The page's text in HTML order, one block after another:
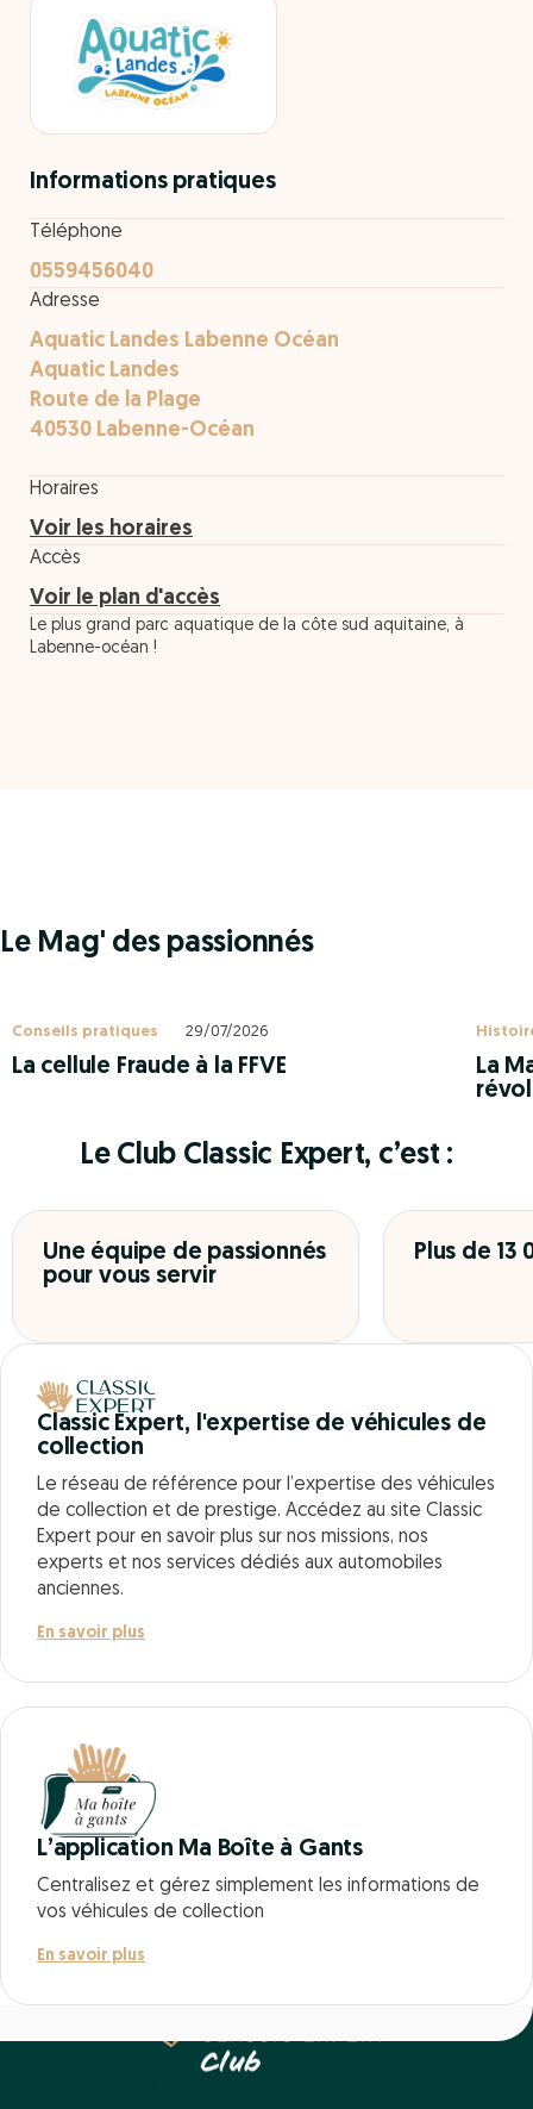
Informations pratiques
Téléphone
0559456040
Adresse
Aquatic Landes Labenne Océan
Aquatic Landes
Route de la Plage
40530 Labenne-Océan
Horaires
Voir les horaires
Accès
Voir le plan d'accès
Le plus grand parc aquatique de la côte sud aquitaine, à
Labenne-océan !
Le Mag' des passionnés
Conseils pratiques 29/07/2026
La cellule Fraude à la FFVE
La
Le Club Classic Expert, c’est :
Une équipe de passionnés
pour vous servir
Plus de 13
Classic Expert, l'expertise de véhicules de
collection
Le réseau de référence pour l’expertise des véhicules
de collection et de prestige. Accédez au site Classic
Expert pour en savoir plus sur nos missions, nos
experts et nos services dédiés aux automobiles
anciennes.
En savoir plus
L’application Ma Boîte à Gants
Centralisez et gérez simplement les informations de
vos véhicules de collection
En savoir plus